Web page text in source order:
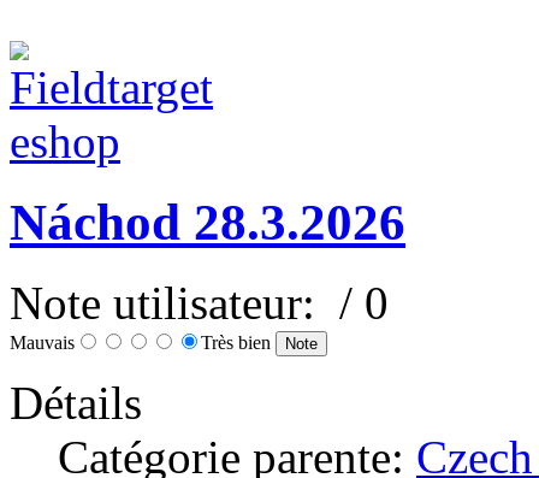
Náchod 28.3.2026
Note utilisateur: / 0
Mauvais Très bien
Détails
Catégorie parente: